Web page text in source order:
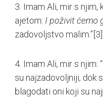
3. Imam Ali, mir s njim,
ajetom: I poživit ćemo
zadovoljstvo malim.” [3]
4. Imam Ali, mir s njim:
su najzadovoljniji, dok
blagodati oni koji su